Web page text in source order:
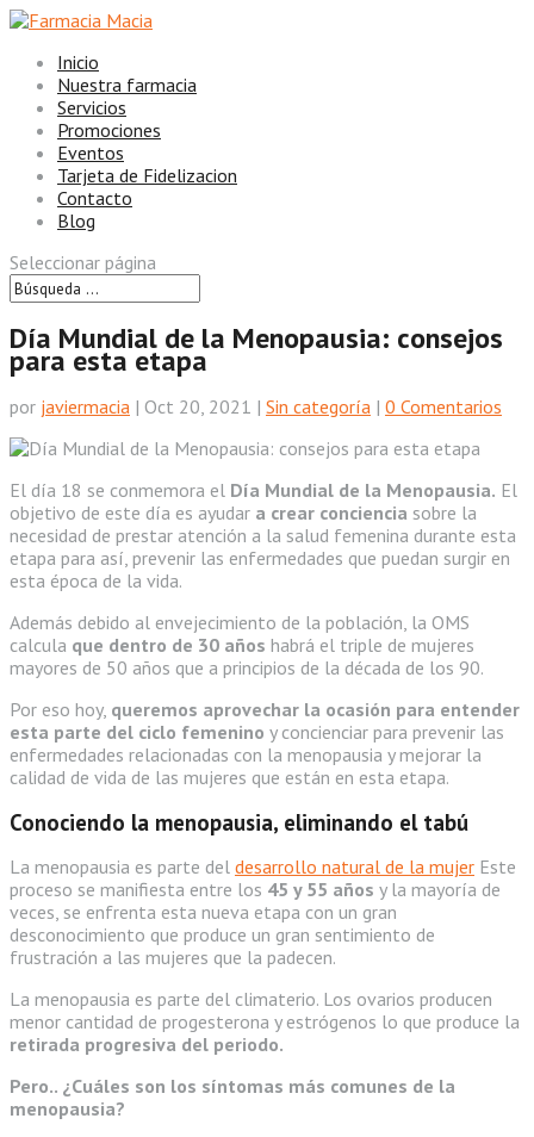
Inicio
Nuestra farmacia
Servicios
Promociones
Eventos
Tarjeta de Fidelizacion
Contacto
Blog
Seleccionar página
Día Mundial de la Menopausia: consejos
para esta etapa
por javiermacia | Oct 20, 2021 | Sin categoría | 0 Comentarios
El día 18 se conmemora el Día Mundial de la Menopausia. El
objetivo de este día es ayudar a crear conciencia sobre la
necesidad de prestar atención a la salud femenina durante esta
etapa para así, prevenir las enfermedades que puedan surgir en
esta época de la vida.
Además debido al envejecimiento de la población, la OMS
calcula que dentro de 30 años habrá el triple de mujeres
mayores de 50 años que a principios de la década de los 90.
Por eso hoy, queremos aprovechar la ocasión para entender
esta parte del ciclo femenino y concienciar para prevenir las
enfermedades relacionadas con la menopausia y mejorar la
calidad de vida de las mujeres que están en esta etapa.
Conociendo la menopausia, eliminando el tabú
La menopausia es parte del desarrollo natural de la mujer Este
proceso se manifiesta entre los 45 y 55 años y la mayoría de
veces, se enfrenta esta nueva etapa con un gran
desconocimiento que produce un gran sentimiento de
frustración a las mujeres que la padecen.
La menopausia es parte del climaterio. Los ovarios producen
menor cantidad de progesterona y estrógenos lo que produce la
retirada progresiva del periodo.
Pero.. ¿Cuáles son los síntomas más comunes de la
menopausia?